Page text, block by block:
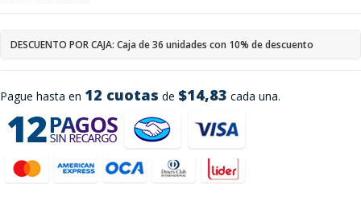
Pague hasta en 12 cuotas de $14,83 cada una.
DESCUENTO POR CAJA: Caja de 36 unidades con 10% de descuento